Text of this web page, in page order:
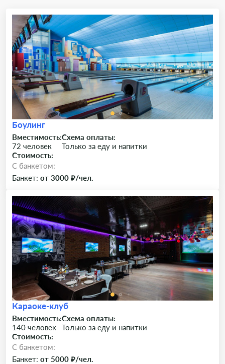
Боулинг
Вместимость:
72 человек
Схема оплаты:
Только за еду и напитки
Стоимость:
C банкетом:
Банкет: от 3000 ₽/чел.
Караоке-клуб
Вместимость:
140 человек
Схема оплаты:
Только за еду и напитки
Стоимость:
C банкетом:
Банкет: от 5000 ₽/чел.